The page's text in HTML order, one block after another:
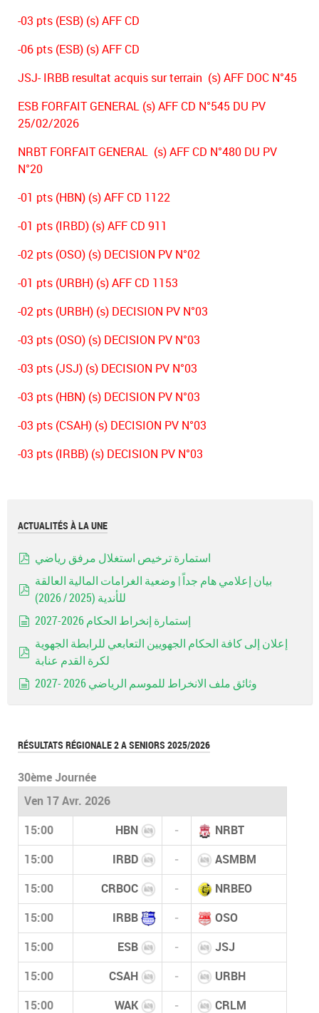
-03 pts (ESB) (s) AFF CD
-06 pts (ESB) (s) AFF CD
JSJ- IRBB resultat acquis sur terrain (s) AFF DOC N°45
ESB FORFAIT GENERAL (s) AFF CD N°545 DU PV
25/02/2026
NRBT FORFAIT GENERAL (s) AFF CD N°480 DU PV
N°20
-01 pts (HBN) (s) AFF CD 1122
-01 pts (IRBD) (s) AFF CD 911
-02 pts (OSO) (s) DECISION PV N°02
-01 pts (URBH) (s) AFF CD 1153
-02 pts (URBH) (s) DECISION PV N°03
-03 pts (OSO) (s) DECISION PV N°03
-03 pts (JSJ) (s) DECISION PV N°03
-03 pts (HBN) (s) DECISION PV N°03
-03 pts (CSAH) (s) DECISION PV N°03
-03 pts (IRBB) (s) DECISION PV N°03
ACTUALITÉS À LA UNE
استمارة ترخيص استغلال مرفق رياضي
pdf
بيان إعلامي هام جداً | وضعية الغرامات المالية العالقة
للأندية (2025 / 2026)
إستمارة إنخراط الحكام 2026-2027
pdf
إعلان إلى كافة الحكام الجهويين التعابعي للرابطة الجهوية
لكرة القدم عنابة
وثائق ملف الانخراط للموسم الرياضي 2026 -2027
RÉSULTATS RÉGIONALE 2 A SENIORS 2025/2026
30ème Journée
Ven 17 Avr. 2026
15:00 HBN - NRBT
15:00 IRBD - ASMBM
15:00 CRBOC - NRBEO
15:00 IRBB - OSO
15:00 ESB - JSJ
15:00 CSAH - URBH
15:00 WAK - CRLM